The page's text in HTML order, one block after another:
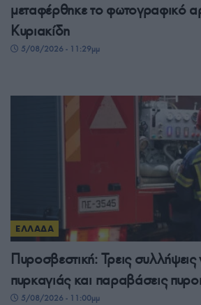
μεταφέρθηκε το φωτογραφικό
Κυριακίδη
5/08/2026 - 11:29μμ
ΕΛΛΑΔΑ
Πυροσβεστική: Τρεις
πυρκαγιάς και παραβάσεις
5/08/2026 - 11:00μμ